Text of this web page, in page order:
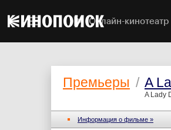
Онлайн-кинотеатр
Премьеры / A
A Lady
Информация о фильме »